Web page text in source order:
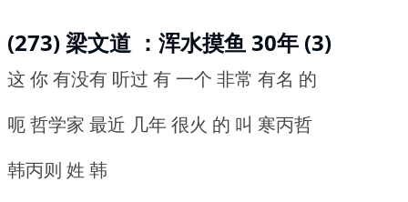
(273) 梁文道 ：浑水摸鱼 30年 (3)
这 你 有没有 听过 有 一个 非常 有名 的
呃 哲学家 最近 几年 很火 的 叫 寒丙哲
韩丙则 姓 韩